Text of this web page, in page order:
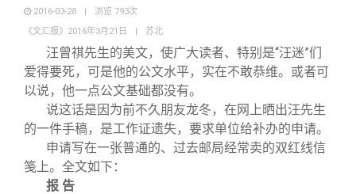
校友文苑
校友讲坛
校友视界
2016-03-28 | 浏览 793次
《文汇报》2016年3月21日
| 苏北
汪曾祺先生的美文，使广大读者、特别是“汪迷”们
爱得要死，可是他的公文水平，实在不敢恭维。或者可
以说，他一点公文基础都没有。
说这话是因为前不久朋友龙冬，在网上晒出汪先生
的一件手稿，是工作证遗失，要求单位给补办的申请。
申请写在一张普通的、过去邮局经常卖的双红线信
笺上。全文如下：
报 告